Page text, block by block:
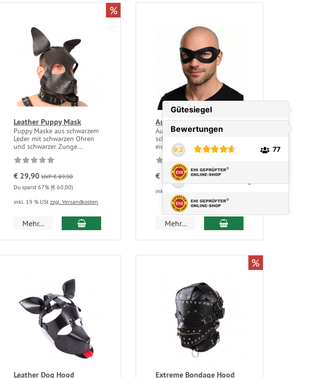
Leather Puppy Mask
Puppy Maske aus schwarzem
Leder mit schwarzen Ohren
und schwarzer Zunge...
€ 29,90 UVP € 89,90
Du sparst 67% (€ 60,00)
inkl. 19 % USt zzgl. Versandkosten
Mehr...
%
Augenmaske, offen
Augenmaske aus weichem,
schwarzem Nappaleder für
eine...
€ 29,90
inkl. 19 % USt
Mehr...
Leather Dog Hood Extreme Bondage Hood
%